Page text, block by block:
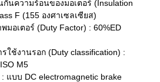
นความร้อนของมอเตอร์ (Insulation
F (155 องศาเซลเซียส)
มอเตอร์ (Duty Factor) : 60%ED
ใช้งานรอก (Duty classification) :
M5
แบบ DC electromagnetic brake